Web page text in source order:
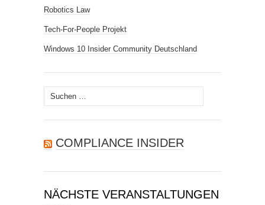
Robotics Law
Tech-For-People Projekt
Windows 10 Insider Community Deutschland
Suchen
nach:
COMPLIANCE INSIDER
NÄCHSTE VERANSTALTUNGEN